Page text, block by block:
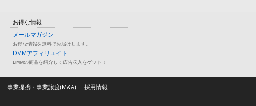
お得な情報
メールマガジン
お得な情報を無料でお届けします。
DMMアフィリエイト
DMMの商品を紹介して広告収入をゲット！
事業提携・事業譲渡(M&A) 採用情報